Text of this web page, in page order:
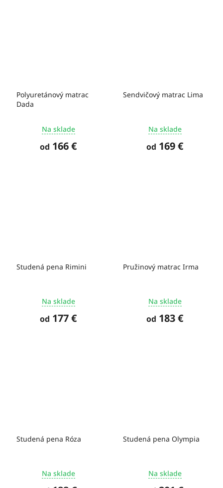
Polyuretánový matrac
Dada
Na sklade
od 166 €
Sendvičový matrac Lima
Na sklade
od 169 €
Studená pena Rimini
Na sklade
od 177 €
Pružinový matrac Irma
Na sklade
od 183 €
Studená pena Róza
Na sklade
Studená pena Olympia
Na sklade